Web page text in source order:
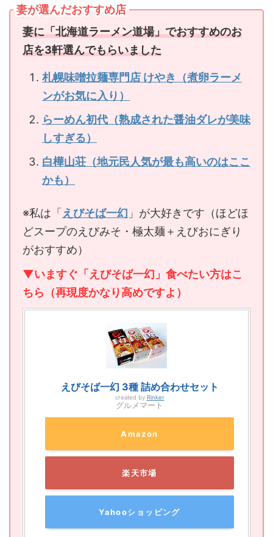
妻が選んだおすすめ店
妻に「北海道ラーメン道場」でおすすめのお
店を3軒選んでもらいました
札幌味噌拉麺専門店 けやき（煮卵ラーメ
ンがお気に入り）
らーめん初代（熟成された醤油ダレが美味
しすぎる）
白樺山荘（地元民人気が最も高いのはここ
かも）
※私は「 えびそば一幻 」が大好きです（ほどほ
どスープのえびみそ・極太麺＋えびおにぎり
がおすすめ）
▼いますぐ「えびそば一幻」食べたい方はこ
ちら（再現度かなり高めですよ）
えびそば一幻 3種 詰め合わせセット
created by Rinker
グルメマート
Amazon
楽天市場
Yahooショッピング